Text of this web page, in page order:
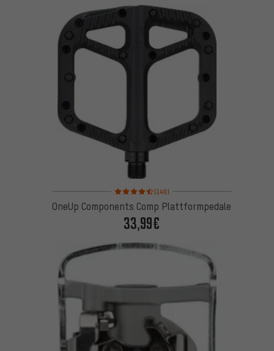
Bewertungen: 4,5 von 5 basierend auf 140
(140)
OneUp Components Comp Plattformpedale
33,99€